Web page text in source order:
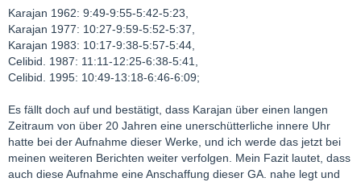
Karajan 1962: 9:49-9:55-5:42-5:23,
Karajan 1977: 10:27-9:59-5:52-5:37,
Karajan 1983: 10:17-9:38-5:57-5:44,
Celibid. 1987: 11:11-12:25-6:38-5:41,
Celibid. 1995: 10:49-13:18-6:46-6:09;
Es fällt doch auf und bestätigt, dass Karajan über einen langen
Zeitraum von über 20 Jahren eine unerschütterliche innere Uhr
hatte bei der Aufnahme dieser Werke, und ich werde das jetzt bei
meinen weiteren Berichten weiter verfolgen. Mein Fazit lautet, dass
auch diese Aufnahme eine Anschaffung dieser GA. nahe legt und